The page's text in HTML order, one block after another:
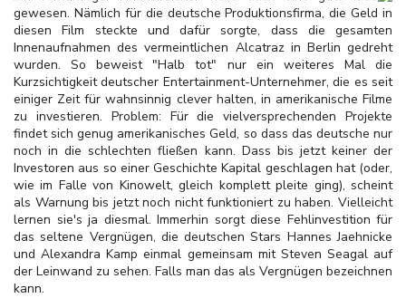
gewesen. Nämlich für die deutsche Produktionsfirma, die Geld in
diesen Film steckte und dafür sorgte, dass die gesamten
Innenaufnahmen des vermeintlichen Alcatraz in Berlin gedreht
wurden. So beweist "Halb tot" nur ein weiteres Mal die
Kurzsichtigkeit deutscher Entertainment-Unternehmer, die es seit
einiger Zeit für wahnsinnig clever halten, in amerikanische Filme
zu investieren. Problem: Für die vielversprechenden Projekte
findet sich genug amerikanisches Geld, so dass das deutsche nur
noch in die schlechten fließen kann. Dass bis jetzt keiner der
Investoren aus so einer Geschichte Kapital geschlagen hat (oder,
wie im Falle von Kinowelt, gleich komplett pleite ging), scheint
als Warnung bis jetzt noch nicht funktioniert zu haben. Vielleicht
lernen sie's ja diesmal. Immerhin sorgt diese Fehlinvestition für
das seltene Vergnügen, die deutschen Stars Hannes Jaehnicke
und Alexandra Kamp einmal gemeinsam mit Steven Seagal auf
der Leinwand zu sehen. Falls man das als Vergnügen bezeichnen
kann.